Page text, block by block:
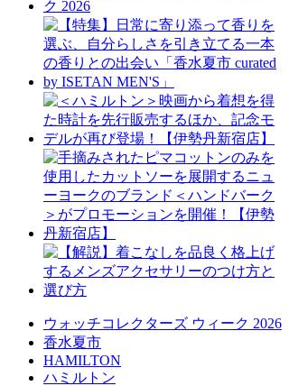
ウォッチコレクターズ ウィーク 2026
香水夏市
HAMILTON
ハミルトン